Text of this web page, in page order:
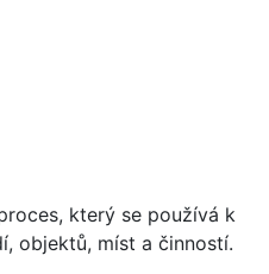
který se používá k
objektů, míst a činností.